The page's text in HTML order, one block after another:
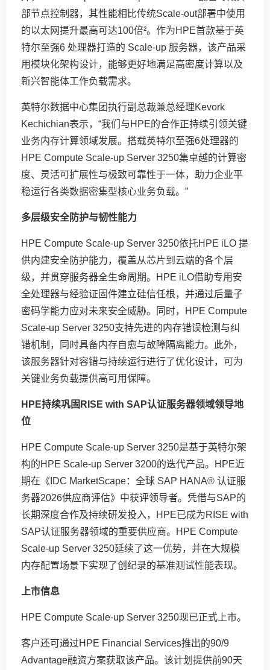
部节点控制器，其性能相比传统Scale-out部署中使用
的以太网提升最高可达100倍²。作为HPE首款基于英
特尔至强6 处理器打造的 Scale-up 服务器，该产品采
用模块化架构设计，能够更好地满足高密度计算以及
新兴智能体工作负载需求。
英特尔数据中心集团执行副总裁兼总经理Kevork
Kechichian表示，“我们与HPE的合作正持续引领关键
业务内存计算领域发展。搭载英特尔至强6处理器的
HPE Compute Scale-up Server 3250集卓越的计算密
度、灵活可扩展性与极致可靠性于一体，助力企业平
稳运行各类数据密集型核心业务负载。”
多层级安全防护与韧性能力
HPE Compute Scale-up Server 3250依托HPE iLO 提
供内建安全防护能力，覆盖从芯片到云端的各个层
级，并贯穿服务器全生命周期。HPE iLO借助专用安
全处理器与经验证固件建立硅信任根，并通过后量子
密码学能力应对未来安全威胁。同时，HPE Compute
Scale-up Server 3250支持先进的内存错误检测与纠
错机制，同时具备内存自愈与故障隔离能力。此外，
该服务器针对容错与持续运行进行了优化设计，可为
关键业务负载提供高可用保障。
HPE持续巩固 RISE with SAP认证服务器领域领导地
位
HPE Compute Scale-up Server 3250是基于英特尔架
构的HPE Scale-up Server 3200的迭代产品。HPE近
期在《IDC MarketScape：全球 SAP HANA® 认证服
务器2026供应商评估》中获评领导者。凭借与SAP的
长期深度合作及持续研发投入，HPE已成为RISE with
SAP认证服务器领域的重要供应商。HPE Compute
Scale-up Server 3250延续了这一优势，并在大规模
内存配置场景下实现了创纪录的基准测试性能表现。
上市信息
HPE Compute Scale-up Server 3250现已正式上市。
客户还可通过HPE Financial Services推出的90/9
Advantage融资方案获取该产品。该计划提供前90天